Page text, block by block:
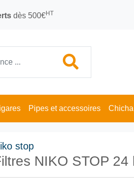
dès 500€HT
Pipes et accessoires Chicha
stop
NIKO STOP